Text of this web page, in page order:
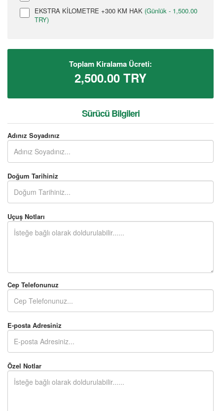
EKSTRA KİLOMETRE +300 KM HAK (Günlük - 1,500.00
TRY)
Toplam Kiralama Ücreti:
2,500.00 TRY
Sürücü Bilgileri
Adınız Soyadınız
Doğum Tarihiniz
Uçuş Notları
Cep Telefonunuz
E-posta Adresiniz
Özel Notlar